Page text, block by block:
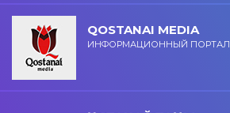
QOSTANAI MEDIA
ИНФОРМАЦИОННЫЙ ПОРТАЛ